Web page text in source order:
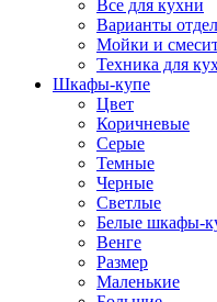
Все для кухни
Варианты
Мойки и
Техника для
Шкафы-купе
Цвет
Коричневые
Серые
Темные
Черные
Светлые
Белые шкафы-
Венге
Размер
Маленькие